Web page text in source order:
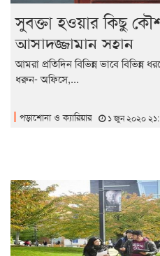
সুবক্তা হওয়ার কিছু
আসাদুজ্জামান সুহান
আমরা প্রতিদিন বিভিন্ন ভাবে বিভিন্ন
ধরুন- অফিসে,...
পড়াশোনা ও ক্যারিয়ার ১ জুন ২০২০